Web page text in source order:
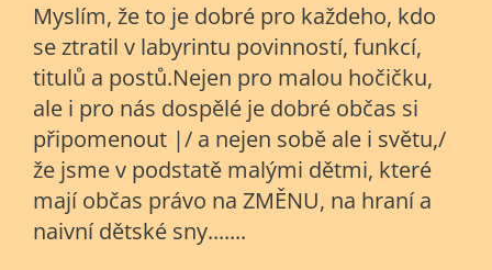
Myslím, že to je dobré pro každeho, kdo
se ztratil v labyrintu povinností, funkcí,
titulů a postů.Nejen pro malou hočičku,
ale i pro nás dospělé je dobré občas si
připomenout |/ a nejen sobě ale i světu,/
že jsme v podstatě malými dětmi, které
mají občas právo na ZMĚNU, na hraní a
naivní dětské sny.......